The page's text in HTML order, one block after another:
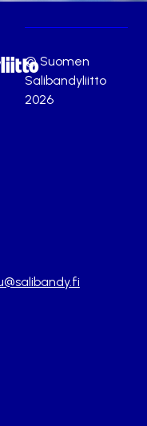
© Suomen
Salibandyliitto
2026